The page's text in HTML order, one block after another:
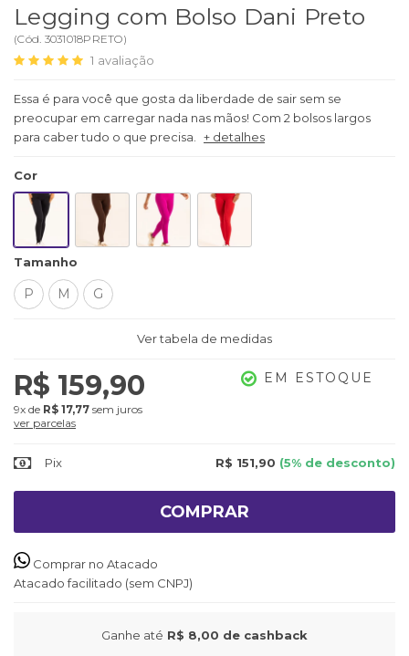
Legging com Bolso Dani Preto
(Cód. 3031018PRETO)
1 avaliação
Essa é para você que gosta da liberdade de sair sem se
preocupar em carregar nada nas mãos! Com 2 bolsos largos
para caber tudo o que precisa.
+ detalhes
Cor
Tamanho
P M G
Ver tabela de medidas
R$ 159,90
9x de R$ 17,77 sem juros
ver parcelas
EM ESTOQUE
Pix R$ 151,90 (5% de desconto)
COMPRAR
Comprar no Atacado
Atacado facilitado (sem CNPJ)
Ganhe até R$ 8,00 de cashback